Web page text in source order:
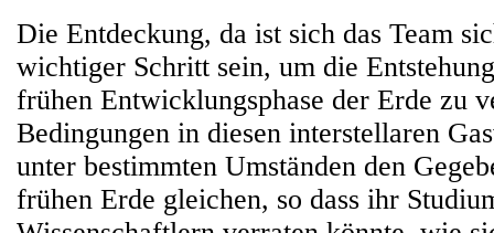
Die Entdeckung, da ist sich das Team
wichtiger Schritt sein, um die
frühen Entwicklungsphase der Erde zu
Bedingungen in diesen interstellaren
unter bestimmten Umständen den
frühen Erde gleichen, so dass ihr